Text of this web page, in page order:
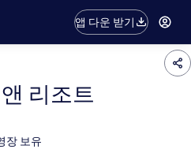
앱 다운 받기
리조트
장 보유